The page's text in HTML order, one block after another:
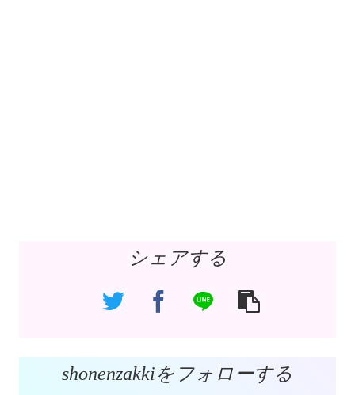
シェアする
shonenzakkiをフォローする